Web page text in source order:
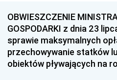
OBWIESZCZENIE
GOSPODARKI z dnia 23
sprawie maksymalnych
przechowywanie statków
obiektów pływających na